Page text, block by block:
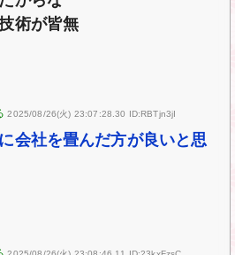
術が皆無
2025/08/26(火) 23:07:28.30 ID:RBTjn3jI
会社を畳んだ方が良いと思